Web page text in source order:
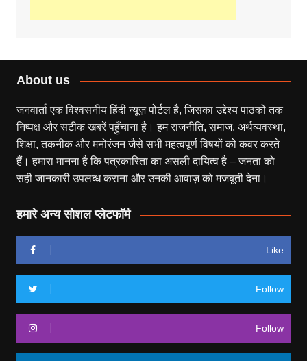
About us
जनवार्ता एक विश्वसनीय हिंदी न्यूज़ पोर्टल है, जिसका उद्देश्य पाठकों तक
निष्पक्ष और सटीक खबरें पहुँचाना है। हम राजनीति, समाज, अर्थव्यवस्था,
शिक्षा, तकनीक और मनोरंजन जैसे सभी महत्वपूर्ण विषयों को कवर करते
हैं। हमारा मानना है कि पत्रकारिता का असली दायित्व है – जनता को
सही जानकारी उपलब्ध कराना और उनकी आवाज़ को मजबूती देना।
हमारे अन्य सोशल प्लेटफॉर्म
Like
Follow
Follow